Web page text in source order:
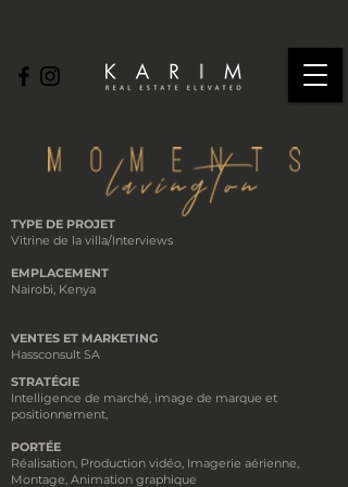
TYPE DE PROJET
Vitrine de la villa/Interviews
EMPLACEMENT
Nairobi, Kenya
VENTES ET MARKETING
Hassconsult SA
STRATÉGIE
Intelligence de marché, image de marque et
positionnement,
PORTÉE
Réalisation, Production vidéo, Imagerie aérienne,
Montage, Animation graphique